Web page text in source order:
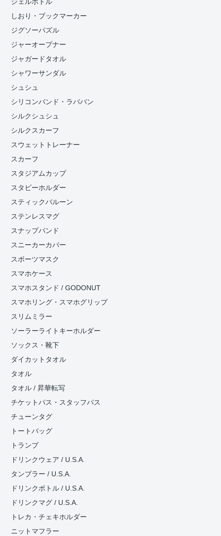
ジェルボトル
しおり・ブックマーカー
ジグソーパズル
ジャーオープナー
ジャガードタオル
シャワーサンダル
シュシュ
シリコンバンド・ラババン
シルクシュシュ
シルクスカーフ
スウェットトレーナー
スカーフ
スタジアムカップ
スタビーホルダー
スティックバルーン
ステンレスマグ
スナップバンド
スニーカーカバー
スポーツマスク
スマホケース
スマホスタンド / GODONUT
スマホリング・スマホグリップ
スリムミラー
ソーラーライトキーホルダー
ソックス・靴下
ダイカットタオル
タオル
タオル / 昇華転写
チケットパス・スタッフパス
チューンタグ
トートバッグ
トランプ
ドリンクウェア / U.S.A.
タンブラー / U.S.A.
ドリンクボトル / U.S.A.
ドリンクマグ / U.S.A.
トレカ・チェキホルダー
ニットマフラー